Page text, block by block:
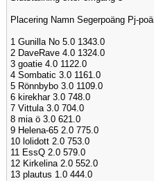
Placering Namn Segerpoäng Pj-
1 Gunilla No 5.0 1343.0
2 DaveRave 4.0 1324.0
3 goatie 4.0 1122.0
4 Sombatic 3.0 1161.0
5 Rönnbybo 3.0 1109.0
6 kirekhar 3.0 748.0
7 Vittula 3.0 704.0
8 mia ö 3.0 621.0
9 Helena-65 2.0 775.0
10 lolidott 2.0 753.0
11 EssQ 2.0 579.0
12 Kirkelina 2.0 552.0
13 plautus 1.0 444.0